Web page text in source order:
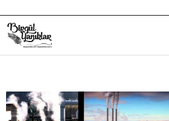
Eğitim Yazılarım